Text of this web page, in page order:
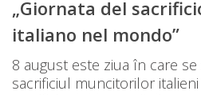
„Giornata del
italiano nel mondo”
8 august este ziua în care
sacrificiul muncitorilor